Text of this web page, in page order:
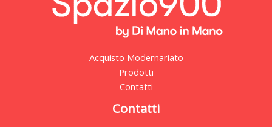
Acquisto Modernariato
Prodotti
Contatti
Contatti